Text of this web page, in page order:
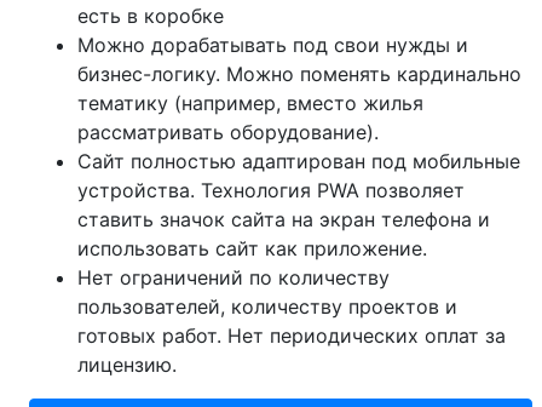
есть в коробке
Можно дорабатывать под свои нужды и
бизнес-логику. Можно поменять кардинально
тематику (например, вместо жилья
рассматривать оборудование).
Сайт полностью адаптирован под мобильные
устройства. Технология PWA позволяет
ставить значок сайта на экран телефона и
использовать сайт как приложение.
Нет ограничений по количеству
пользователей, количеству проектов и
готовых работ. Нет периодических оплат за
лицензию.